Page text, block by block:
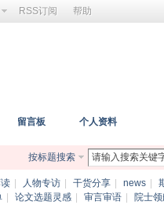
RSS订阅 帮助
留言板 个人资料
按标题搜索
人物专访 干货分享 news
论文选题灵感 审言审语
院士